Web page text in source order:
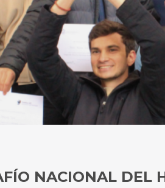
NACIONAL DEL